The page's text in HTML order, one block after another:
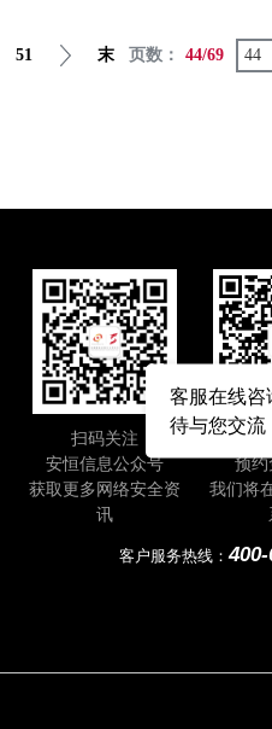
51 末 页数： 44/69
扫码关注
安恒信息公众号
获取更多网络安全资
讯
即
预约
我们将
客户服务热线：
客服在线咨
待与您交流